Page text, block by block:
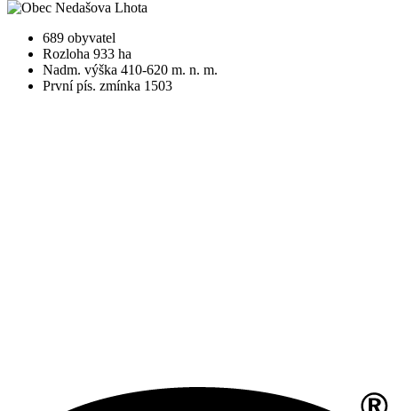
689 obyvatel
Rozloha 933 ha
Nadm. výška 410-620 m. n. m.
První pís. zmínka 1503